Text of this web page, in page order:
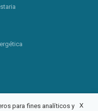
X
para fines analíticos y